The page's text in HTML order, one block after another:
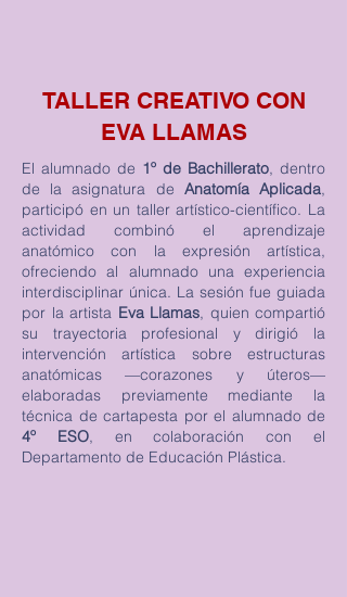
TALLER CREATIVO CON
EVA LLAMAS
El alumnado de 1º de Bachillerato, dentro
de la asignatura de Anatomía Aplicada,
participó en un taller artístico-científico. La
actividad combinó el aprendizaje
anatómico con la expresión artística,
ofreciendo al alumnado una experiencia
interdisciplinar única. La sesión fue guiada
por la artista Eva Llamas, quien compartió
su trayectoria profesional y dirigió la
intervención artística sobre estructuras
anatómicas —corazones y úteros—
elaboradas previamente mediante la
técnica de cartapesta por el alumnado de
4º ESO, en colaboración con el
Departamento de Educación Plástica.